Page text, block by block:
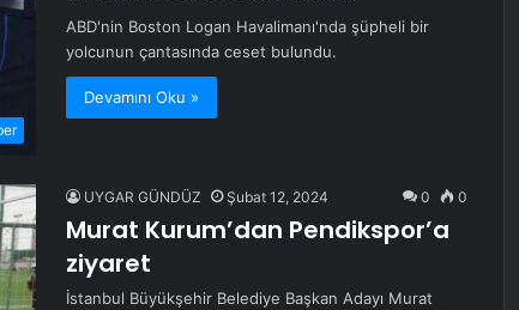
ABD'nin Boston Logan Havalimanı'nda şüpheli bir
yolcunun çantasında ceset bulundu.
Devamını Oku »
UYGAR GÜNDÜZ Şubat 12, 2024 0 0
Murat Kurum’dan Pendikspor’a
ziyaret
İstanbul Büyükşehir Belediye Başkan Adayı Murat